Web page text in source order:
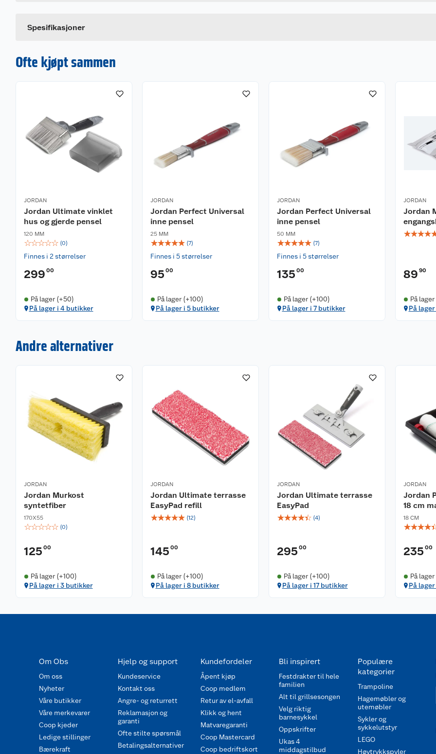
Spesifikasjoner
Ofte kjøpt sammen
JORDAN
Jordan Ultimate vinklet
hus og gjerde pensel
120 MM
☆☆☆☆☆ (0)
Finnes i 2 størrelser
299 00
På lager (+50)
På lager i 4 butikker
JORDAN
Jordan Perfect Universal
inne pensel
25 MM
☆☆☆☆☆ (7)
Finnes i 5 størrelser
95 00
På lager (+100)
På lager i 5 butikker
JORDAN
Jordan Perfect Universal
inne pensel
50 MM
☆☆☆☆☆ (7)
Finnes i 5 størrelser
135 00
På lager (+100)
På lager i 7 butikker
JORDAN
Jordan
☆☆☆☆
89 90
På
På
Andre alternativer
JORDAN
Jordan Murkost
syntetfiber
170X55
☆☆☆☆☆ (0)
125 00
På lager (+100)
På lager i 3 butikker
JORDAN
Jordan Ultimate terrasse
EasyPad refill
☆☆☆☆☆ (12)
145 00
På lager (+100)
På lager i 8 butikker
JORDAN
Jordan Ultimate terrasse
EasyPad
☆☆☆☆☆ (4)
295 00
På lager (+100)
På lager i 17 butikker
JORDAN
Jordan
18 cm
18 CM
☆☆☆☆
235 00
På
På
Om Obs
Om oss
Nyheter
Våre butikker
Våre merkevarer
Coop kjeder
Ledige stillinger
Bærekraft
Hjelp og support
Kundeservice
Kontakt oss
Angre- og returrett
Reklamasjon og
garanti
Ofte stilte spørsmål
Betalingsalternativer
Kundefordeler
Åpent kjøp
Coop medlem
Retur av el-avfall
Klikk og hent
Matvaregaranti
Coop Mastercard
Coop bedriftskort
Bli inspirert
Festdrakter til hele
familien
Alt til grillsesongen
Velg riktig
barnesykkel
Oppskrifter
Ukas 4
middagstilbud
Populære
kategorier
Trampoline
Hagemøbler og
utemøbler
Sykler og
sykkelutstyr
LEGO
Høytrykkspyler